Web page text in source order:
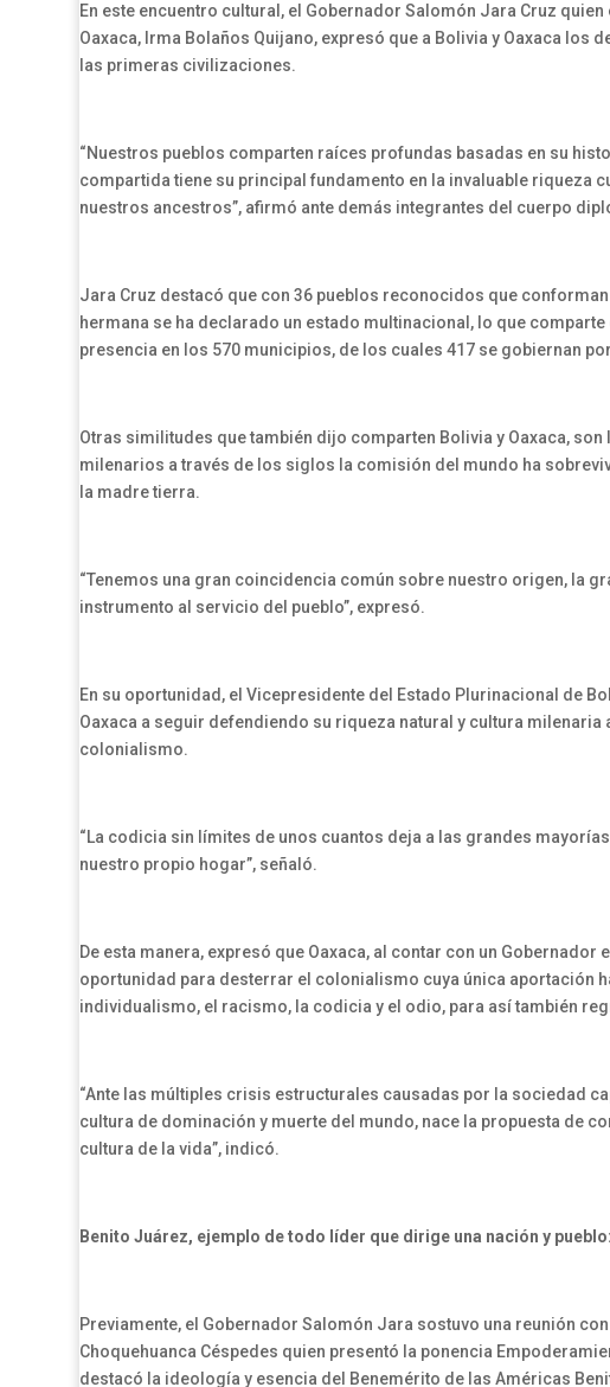
En este encuentro cultural, el Gobernador Salomón Jara Cruz
Oaxaca, Irma Bolaños Quijano, expresó que a Bolivia y Oaxaca
las primeras civilizaciones.
“Nuestros pueblos comparten raíces profundas basadas en su
compartida tiene su principal fundamento en la invaluable riqueza
nuestros ancestros”, afirmó ante demás integrantes del cuerpo
Jara Cruz destacó que con 36 pueblos reconocidos que
hermana se ha declarado un estado multinacional, lo que
presencia en los 570 municipios, de los cuales 417 se gobiernan
Otras similitudes que también dijo comparten Bolivia y Oaxaca,
milenarios a través de los siglos la comisión del mundo ha
la madre tierra.
“Tenemos una gran coincidencia común sobre nuestro origen, la
instrumento al servicio del pueblo”, expresó.
En su oportunidad, el Vicepresidente del Estado Plurinacional de
Oaxaca a seguir defendiendo su riqueza natural y cultura
colonialismo.
“La codicia sin límites de unos cuantos deja a las grandes
nuestro propio hogar”, señaló.
De esta manera, expresó que Oaxaca, al contar con un
oportunidad para desterrar el colonialismo cuya única aportación
individualismo, el racismo, la codicia y el odio, para así también
“Ante las múltiples crisis estructurales causadas por la sociedad
cultura de dominación y muerte del mundo, nace la propuesta de
cultura de la vida”, indicó.
Benito Juárez, ejemplo de todo líder que dirige una nación y
Previamente, el Gobernador Salomón Jara sostuvo una reunión
Choquehuanca Céspedes quien presentó la ponencia
destacó la ideología y esencia del Benemérito de las Américas